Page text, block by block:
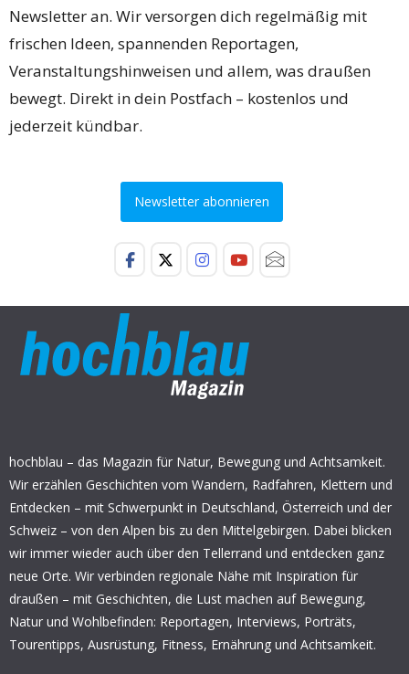
Newsletter an. Wir versorgen dich regelmäßig mit
frischen Ideen, spannenden Reportagen,
Veranstaltungshinweisen und allem, was draußen
bewegt. Direkt in dein Postfach – kostenlos und
jederzeit kündbar.
Newsletter abonnieren
hochblau – das Magazin für Natur, Bewegung und Achtsamkeit.
Wir erzählen Geschichten vom Wandern, Radfahren, Klettern und
Entdecken – mit Schwerpunkt in Deutschland, Österreich und der
Schweiz – von den Alpen bis zu den Mittelgebirgen. Dabei blicken
wir immer wieder auch über den Tellerrand und entdecken ganz
neue Orte. Wir verbinden regionale Nähe mit Inspiration für
draußen – mit Geschichten, die Lust machen auf Bewegung,
Natur und Wohlbefinden: Reportagen, Interviews, Porträts,
Tourentipps, Ausrüstung, Fitness, Ernährung und Achtsamkeit.